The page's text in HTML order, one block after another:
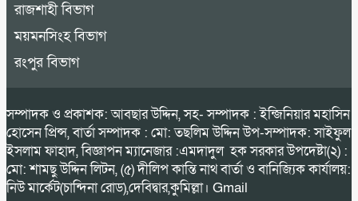
রাজশাহী বিভাগ
ময়মনসিংহ বিভাগ
রংপুর বিভাগ
সম্পাদক ও প্রকাশক: আবছার উদ্দিন, সহ- সম্পাদক : ইন্জিনিয়ার মহাসিন
হোসেন প্রিন্স, বার্তা সম্পাদক : মো: তছলিম উদ্দিন উপ-সম্পাদক: সাইফুল
ইসলাম ফাহাদ, বিজ্ঞাপন ম্যানেজার :এমদাদুল হক সরকার উপদেষ্টা(২) :
মো: শামছু উদ্দিন লিটন, (৫) দীলিপ কান্তি নাথ বার্তা ও বানিজ্যিক কার্যালয়:
নিউ মার্কেট(চান্দিনা রোড),দেবিদ্বার,কুমিল্লা। Gmail